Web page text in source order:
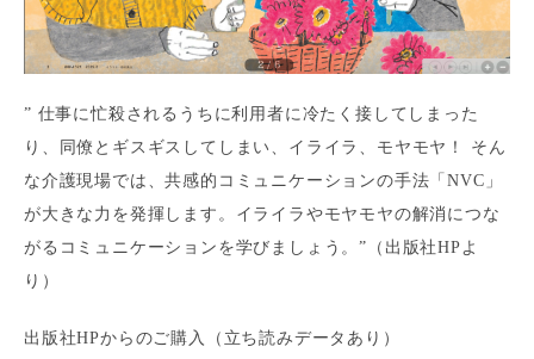
” 仕事に忙殺されるうちに利用者に冷たく接してしまった
り、同僚とギスギスしてしまい、イライラ、モヤモヤ！ そん
な介護現場では、共感的コミュニケーションの手法「NVC」
が大きな力を発揮します。イライラやモヤモヤの解消につな
がるコミュニケーションを学びましょう。”（出版社HPよ
り）
出版社HPからのご購入（立ち読みデータあり）